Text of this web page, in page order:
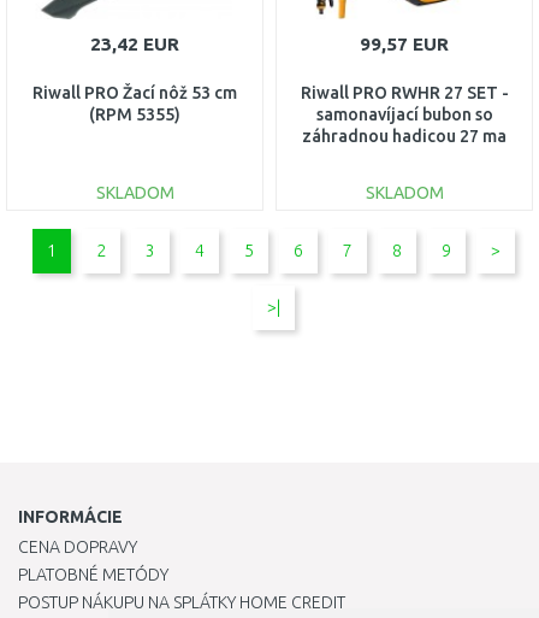
23,42 EUR
Riwall PRO Žací nôž 53 cm
(RPM 5355)
SKLADOM
DO KOŠÍKA
99,57 EUR
Riwall PRO RWHR 27 SET -
samonavíjací bubon so
záhradnou hadicou 27 ma
SKLADOM
DO KOŠÍKA
1 2 3 4 5 6 7 8 9 >
>|
INFORMÁCIE
CENA DOPRAVY
PLATOBNÉ METÓDY
POSTUP NÁKUPU NA SPLÁTKY HOME CREDIT